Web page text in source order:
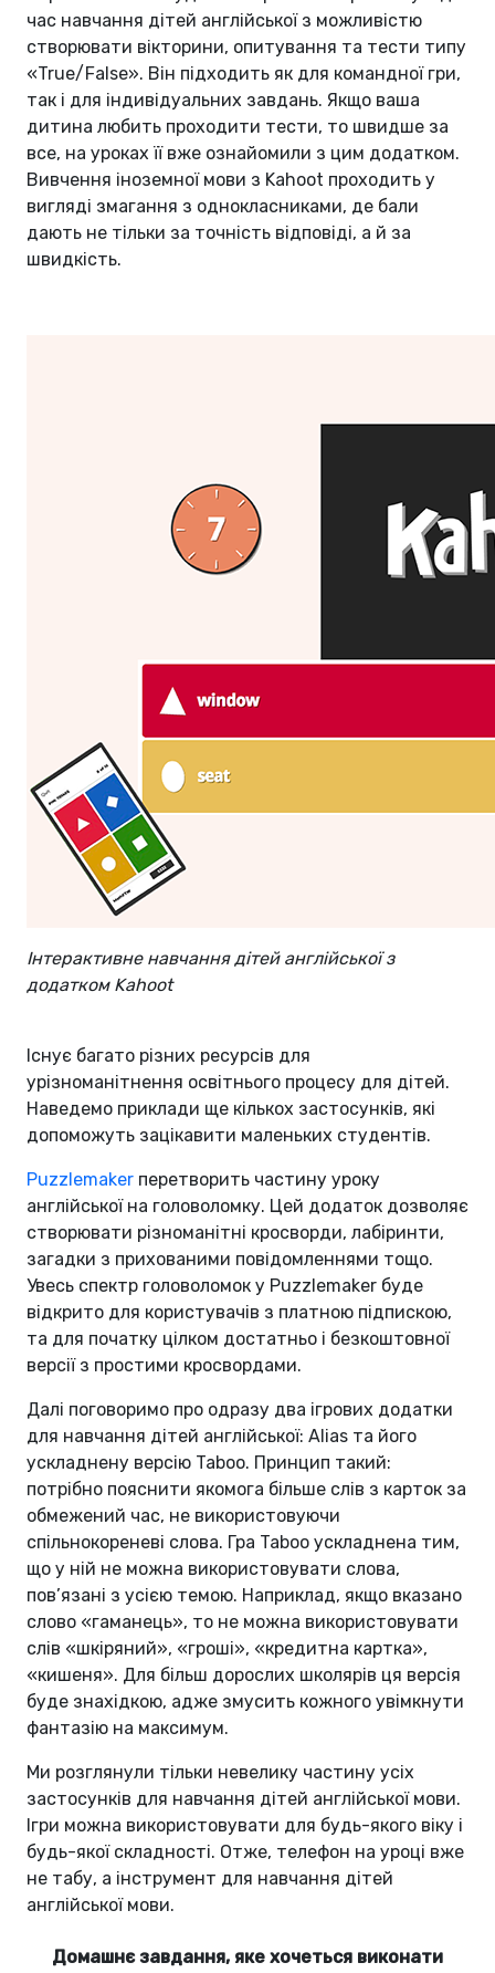
час навчання дітей англійської з можливістю
створювати вікторини, опитування та тести типу
«True/False». Він підходить як для командної гри,
так і для індивідуальних завдань. Якщо ваша
дитина любить проходити тести, то швидше за
все, на уроках її вже ознайомили з цим додатком.
Вивчення іноземної мови з Kahoot проходить у
вигляді змагання з однокласниками, де бали
дають не тільки за точність відповіді, а й за
швидкість.
Інтерактивне навчання дітей англійської з
додатком Kahoot
Існує багато різних ресурсів для
урізноманітнення освітнього процесу для дітей.
Наведемо приклади ще кількох застосунків, які
допоможуть зацікавити маленьких студентів.
Puzzlemaker перетворить частину уроку
англійської на головоломку. Цей додаток дозволяє
створювати різноманітні кросворди, лабіринти,
загадки з прихованими повідомленнями тощо.
Увесь спектр головоломок у Puzzlemaker буде
відкрито для користувачів з платною підпискою,
та для початку цілком достатньо і безкоштовної
версії з простими кросвордами.
Далі поговоримо про одразу два ігрових додатки
для навчання дітей англійської: Alias та його
ускладнену версію Taboo. Принцип такий:
потрібно пояснити якомога більше слів з карток за
обмежений час, не використовуючи
спільнокореневі слова. Гра Taboo ускладнена тим,
що у ній не можна використовувати слова,
пов’язані з усією темою. Наприклад, якщо вказано
слово «гаманець», то не можна використовувати
слів «шкіряний», «гроші», «кредитна картка»,
«кишеня». Для більш дорослих школярів ця версія
буде знахідкою, адже змусить кожного увімкнути
фантазію на максимум.
Ми розглянули тільки невелику частину усіх
застосунків для навчання дітей англійської мови.
Ігри можна використовувати для будь-якого віку і
будь-якої складності. Отже, телефон на уроці вже
не табу, а інструмент для навчання дітей
англійської мови.
Домашнє завдання, яке хочеться виконати